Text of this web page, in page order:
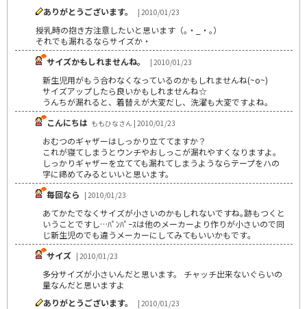
ありがとうございます。
| 2010/01/23
授乳時の抱き方注意したいと思います（｡・_・｡）
それでも漏れるならサイズか・
サイズかもしれませんね。
| 2010/01/23
新生児用がもう合わなくなっているのかもしれませんね(~o~)
サイズアップしたら良いかもしれませんね☆
うんちが漏れると、着替えが大変だし、洗濯も大変ですよね。
こんにちは ももひなさん | 2010/01/23
おむつのギャザーはしっかり立ててますか？
これが寝てしまうとウンチやおしっこが漏れやすくなりますよ。
しっかりギャザーを立てても漏れてしまうようならテープをハの
字に締めてみるといいと思います。
毎回なら | 2010/01/23
あてかたでなくサイズが小さいのかもしれないですね｡跡もつくと
いうことですし…ﾊﾟﾝﾊﾟｰｽは他のメーカーより作りが小さいので同
じ新生児のでも違うメーカーにしてみてもいいかもです｡
サイズ | 2010/01/23
多分サイズが小さいんだと思います。 チャッチ出来ないぐらいの
量なんだと思いますよ
ありがとうございます。
| 2010/01/23